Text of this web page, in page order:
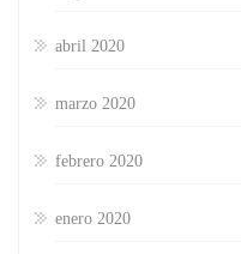
abril 2020
marzo 2020
febrero 2020
enero 2020